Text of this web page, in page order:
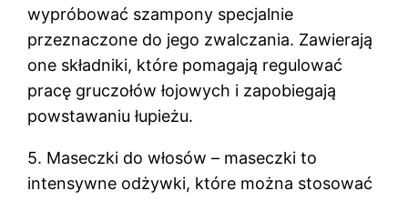
wypróbować szampony specjalnie
przeznaczone do jego zwalczania. Zawierają
one składniki, które pomagają regulować
pracę gruczołów łojowych i zapobiegają
powstawaniu łupieżu.
5. Maseczki do włosów – maseczki to
intensywne odżywki, które można stosować